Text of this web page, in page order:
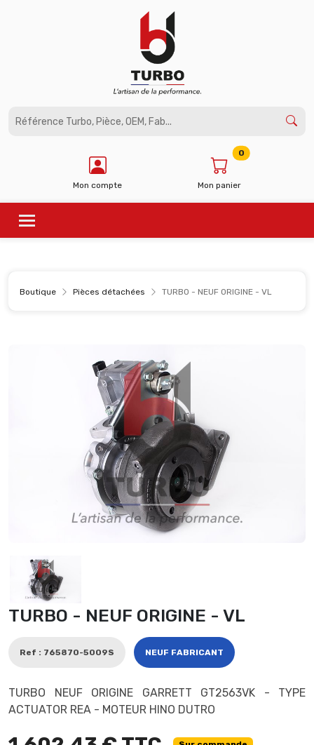
Mon compte Mon panier
0
Boutique Pièces détachées TURBO - NEUF ORIGINE - VL
TURBO - NEUF ORIGINE - VL
Ref : 765870-5009S NEUF FABRICANT
TURBO NEUF ORIGINE GARRETT GT2563VK - TYPE
ACTUATOR REA - MOTEUR HINO DUTRO
Panneau de gestion des cookies